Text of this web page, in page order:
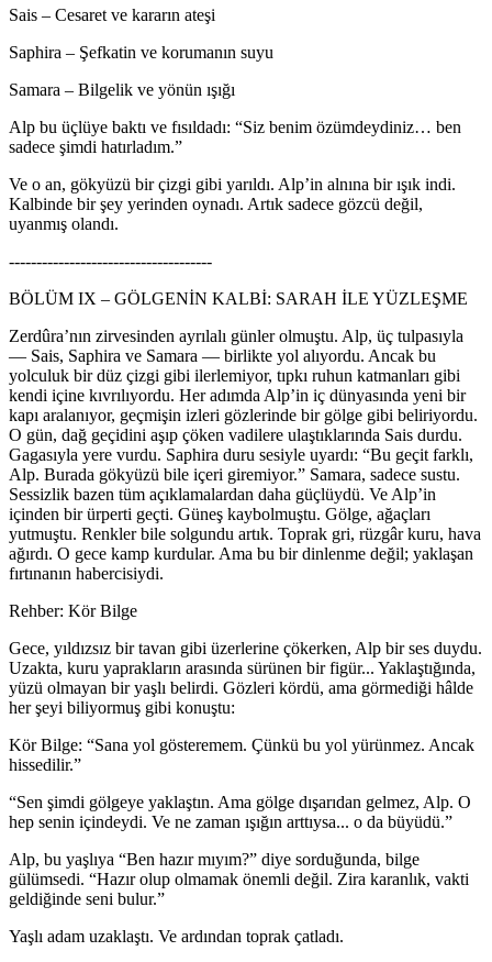
Sais – Cesaret ve kararın ateşi
Saphira – Şefkatin ve korumanın suyu
Samara – Bilgelik ve yönün ışığı
Alp bu üçlüye baktı ve fısıldadı: “Siz benim özümdeydiniz… ben
sadece şimdi hatırladım.”
Ve o an, gökyüzü bir çizgi gibi yarıldı. Alp’in alnına bir ışık indi.
Kalbinde bir şey yerinden oynadı. Artık sadece gözcü değil,
uyanmış olandı.
-------------------------------------
BÖLÜM IX – GÖLGENİN KALBİ: SARAH İLE YÜZLEŞME
Zerdûra’nın zirvesinden ayrılalı günler olmuştu. Alp, üç tulpasıyla
— Sais, Saphira ve Samara — birlikte yol alıyordu. Ancak bu
yolculuk bir düz çizgi gibi ilerlemiyor, tıpkı ruhun katmanları gibi
kendi içine kıvrılıyordu. Her adımda Alp’in iç dünyasında yeni bir
kapı aralanıyor, geçmişin izleri gözlerinde bir gölge gibi beliriyordu.
O gün, dağ geçidini aşıp çöken vadilere ulaştıklarında Sais durdu.
Gagasıyla yere vurdu. Saphira duru sesiyle uyardı: “Bu geçit farklı,
Alp. Burada gökyüzü bile içeri giremiyor.” Samara, sadece sustu.
Sessizlik bazen tüm açıklamalardan daha güçlüydü. Ve Alp’in
içinden bir ürperti geçti. Güneş kaybolmuştu. Gölge, ağaçları
yutmuştu. Renkler bile solgundu artık. Toprak gri, rüzgâr kuru, hava
ağırdı. O gece kamp kurdular. Ama bu bir dinlenme değil; yaklaşan
fırtınanın habercisiydi.
Rehber: Kör Bilge
Gece, yıldızsız bir tavan gibi üzerlerine çökerken, Alp bir ses duydu.
Uzakta, kuru yaprakların arasında sürünen bir figür... Yaklaştığında,
yüzü olmayan bir yaşlı belirdi. Gözleri kördü, ama görmediği hâlde
her şeyi biliyormuş gibi konuştu:
Kör Bilge: “Sana yol gösteremem. Çünkü bu yol yürünmez. Ancak
hissedilir.”
“Sen şimdi gölgeye yaklaştın. Ama gölge dışarıdan gelmez, Alp. O
hep senin içindeydi. Ve ne zaman ışığın arttıysa... o da büyüdü.”
Alp, bu yaşlıya “Ben hazır mıyım?” diye sorduğunda, bilge
gülümsedi. “Hazır olup olmamak önemli değil. Zira karanlık, vakti
geldiğinde seni bulur.”
Yaşlı adam uzaklaştı. Ve ardından toprak çatladı.